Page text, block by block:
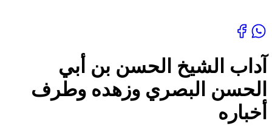
آداب الشيخ الحسن بن أبي
الحسن البصري وزهده وطرف
أخباره